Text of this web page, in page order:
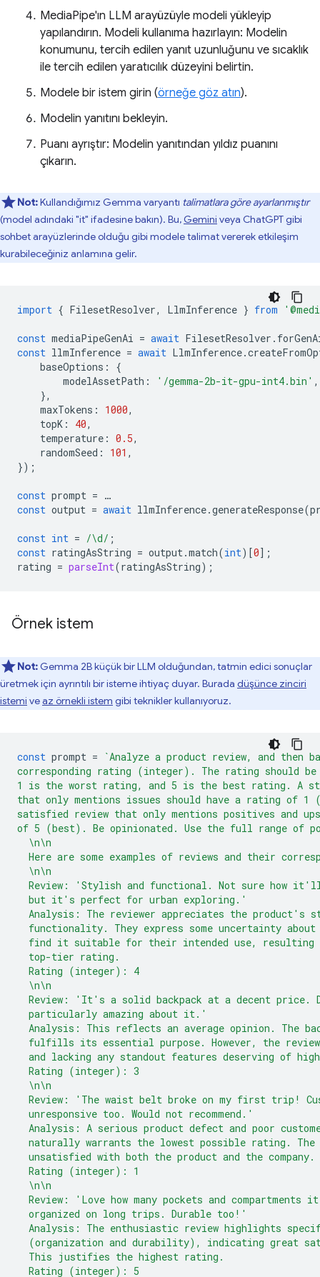
MediaPipe'ın LLM arayüzüyle modeli yükleyip
yapılandırın. Modeli kullanıma hazırlayın: Modelin
konumunu, tercih edilen yanıt uzunluğunu ve sıcaklık
ile tercih edilen yaratıcılık düzeyini belirtin.
Modele bir istem girin (örneğe göz atın).
Modelin yanıtını bekleyin.
Puanı ayrıştır: Modelin yanıtından yıldız puanını
çıkarın.
Not:Kullandığımız Gemma varyantı talimatlara göre ayarlanmıştır
(model adındaki "it" ifadesine bakın). Bu, Gemini veya ChatGPT gibi
sohbet arayüzlerinde olduğu gibi modele talimat vererek etkileşim
kurabileceğiniz anlamına gelir.
import { FilesetResolver, LlmInference } from
const mediaPipeGenAi = await FilesetResolver .
const llmInference = await LlmInference.
baseOptions :
{
modelAssetPath : '/gemma-2b-it-gpu-int4.bin' ,
},
maxTokens : 1000,
topK : 40,
temperature : 0.5,
randomSeed : 101 ,
});
const prompt = …
const output = await llmInference.generateResponse(
const int = /\d/ ;
const ratingAsString = output .match(int)[0];
rating = parseInt(ratingAsString);
Örnek istem
Not: Gemma 2B küçük bir LLM olduğundan, tatmin edici sonuçlar
üretmek için ayrıntılı bir isteme ihtiyaç duyar. Burada düşünce zinciri
istemi veaz örnekli istem gibi teknikler kullanıyoruz.
const prompt =
`Analyze a product review, and then
corresponding rating (integer). The rating should be
1 is the worst rating, and 5 is the best rating. A
that only mentions issues should have a rating of 1
satisfied review that only mentions positives and
of 5 (best). Be opinionated. Use the full range of
  \n\n
Here are some examples of reviews and their
  \n\n
Review: 'Stylish and functional. Not sure how
  but it's perfect for urban exploring.'
Analysis: The reviewer appreciates the product's
functionality. They express some uncertainty
find it suitable for their intended use, resulting
  top-tier rating.
  Rating (integer): 4
  \n\n
Review: 'It's a solid backpack at a decent price.
  particularly amazing about it.'
Analysis: This reflects an average opinion. The
fulfills its essential purpose. However, the
and lacking any standout features deserving of
  Rating (integer): 3
  \n\n
Review: 'The waist belt broke on my first trip!
  unresponsive too. Would not recommend.'
Analysis: A serious product defect and poor
naturally warrants the lowest possible rating.
  unsatisfied with both the product and the company.
  Rating (integer): 1
  \n\n
Review: 'Love how many pockets and compartments
  organized on long trips. Durable too!'
Analysis: The enthusiastic review highlights
(organization and durability), indicating great
  This justifies the highest rating.
  Rating (integer): 5